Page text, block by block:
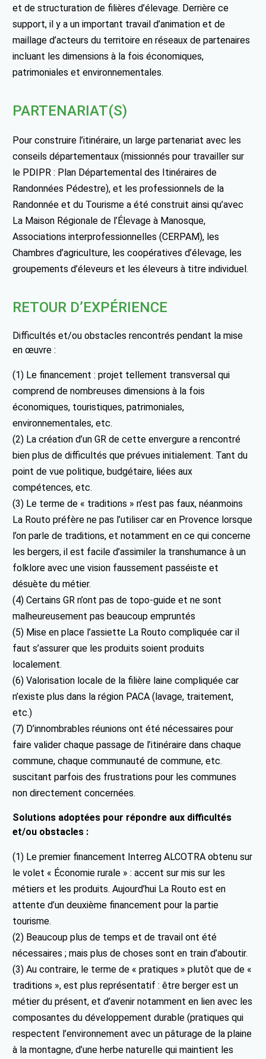
et de structuration de filières d’élevage. Derrière ce
support, il y a un important travail d’animation et de
maillage d’acteurs du territoire en réseaux de partenaires
incluant les dimensions à la fois économiques,
patrimoniales et environnementales.
PARTENARIAT(S)
Pour construire l’itinéraire, un large partenariat avec les
conseils départementaux (missionnés pour travailler sur
le PDIPR : Plan Départemental des Itinéraires de
Randonnées Pédestre), et les professionnels de la
Randonnée et du Tourisme a été construit ainsi qu’avec
La Maison Régionale de l’Élevage à Manosque,
Associations interprofessionnelles (CERPAM), les
Chambres d’agriculture, les coopératives d’élevage, les
groupements d’éleveurs et les éleveurs à titre individuel.
RETOUR D’EXPÉRIENCE
Difficultés et/ou obstacles rencontrés pendant la mise
en œuvre :
(1) Le financement : projet tellement transversal qui
comprend de nombreuses dimensions à la fois
économiques, touristiques, patrimoniales,
environnementales, etc.
(2) La création d’un GR de cette envergure a rencontré
bien plus de difficultés que prévues initialement. Tant du
point de vue politique, budgétaire, liées aux
compétences, etc.
(3) Le terme de « traditions » n’est pas faux, néanmoins
La Routo préfère ne pas l’utiliser car en Provence lorsque
l’on parle de traditions, et notamment en ce qui concerne
les bergers, il est facile d’assimiler la transhumance à un
folklore avec une vision faussement passéiste et
désuète du métier.
(4) Certains GR n’ont pas de topo-guide et ne sont
malheureusement pas beaucoup empruntés
(5) Mise en place l’assiette La Routo compliquée car il
faut s’assurer que les produits soient produits
localement.
(6) Valorisation locale de la filière laine compliquée car
n’existe plus dans la région PACA (lavage, traitement,
etc.)
(7) D’innombrables réunions ont été nécessaires pour
faire valider chaque passage de l’itinéraire dans chaque
commune, chaque communauté de commune, etc.
suscitant parfois des frustrations pour les communes
non directement concernées.
Solutions adoptées pour répondre aux difficultés
et/ou obstacles :
(1) Le premier financement Interreg ALCOTRA obtenu sur
le volet « Économie rurale » : accent sur mis sur les
métiers et les produits. Aujourd’hui La Routo est en
attente d’un deuxième financement pour la partie
tourisme.
(2) Beaucoup plus de temps et de travail ont été
nécessaires ; mais plus de choses sont en train d’aboutir.
(3) Au contraire, le terme de « pratiques » plutôt que de «
traditions », est plus représentatif : être berger est un
métier du présent, et d’avenir notamment en lien avec les
composantes du développement durable (pratiques qui
respectent l’environnement avec un pâturage de la plaine
à la montagne, d’une herbe naturelle qui maintient les